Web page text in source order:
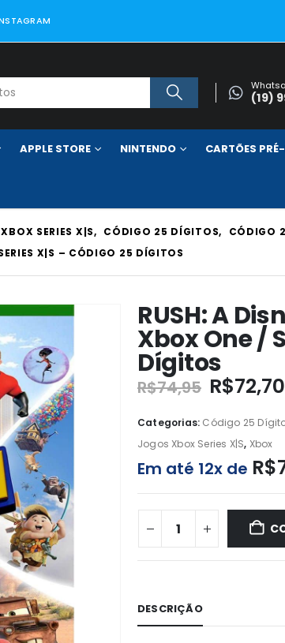
(19)
APPLE STORE NINTENDO CARTÕES
SERIES X|S, CÓDIGO 25 DÍGITOS,
CÓDIGO
X|S – CÓDIGO 25 DÍGITOS
RUSH: A
Xbox One /
Dígitos
R$74,95 R$72,70
Categorias: Código 25
Jogos Xbox Series X|S, Xbox
Em até 12x de R$
DESCRIÇÃO